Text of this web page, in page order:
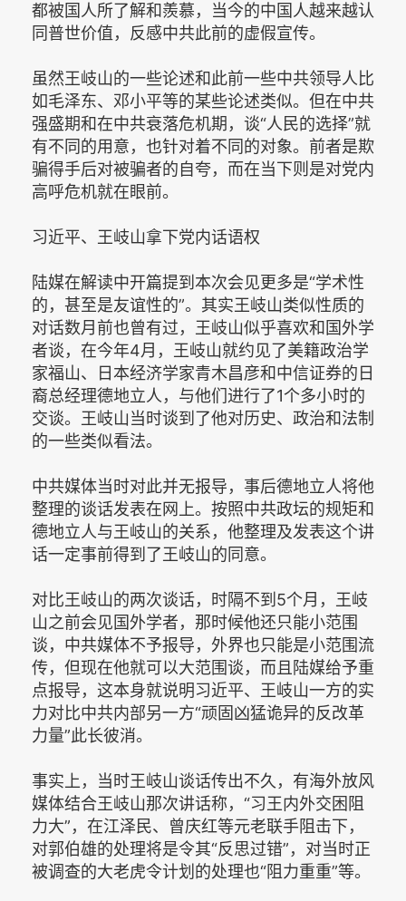
都被国人所了解和羨慕，当今的中国人越来越认
同普世价值，反感中共此前的虚假宣传。
虽然王岐山的一些论述和此前一些中共领导人比
如毛泽东、邓小平等的某些论述类似。但在中共
强盛期和在中共衰落危机期，谈“人民的选择”就
有不同的用意，也针对着不同的对象。前者是欺
骗得手后对被骗者的自夸，而在当下则是对党内
高呼危机就在眼前。
习近平、王岐山拿下党内话语权
陆媒在解读中开篇提到本次会见更多是“学术性
的，甚至是友谊性的”。其实王岐山类似性质的
对话数月前也曾有过，王岐山似乎喜欢和国外学
者谈，在今年4月，王岐山就约见了美籍政治学
家福山、日本经济学家青木昌彦和中信证券的日
裔总经理德地立人，与他们进行了1个多小时的
交谈。王岐山当时谈到了他对历史、政治和法制
的一些类似看法。
中共媒体当时对此并无报导，事后德地立人将他
整理的谈话发表在网上。按照中共政坛的规矩和
德地立人与王岐山的关系，他整理及发表这个讲
话一定事前得到了王岐山的同意。
对比王岐山的两次谈话，时隔不到5个月，王岐
山之前会见国外学者，那时候他还只能小范围
谈，中共媒体不予报导，外界也只能是小范围流
传，但现在他就可以大范围谈，而且陆媒给予重
点报导，这本身就说明习近平、王岐山一方的实
力对比中共内部另一方“顽固凶猛诡异的反改革
力量”此长彼消。
事实上，当时王岐山谈话传出不久，有海外放风
媒体结合王岐山那次讲话称，“习王内外交困阻
力大”，在江泽民、曾庆红等元老联手阻击下，
对郭伯雄的处理将是令其“反思过错”，对当时正
被调查的大老虎令计划的处理也“阻力重重”等。